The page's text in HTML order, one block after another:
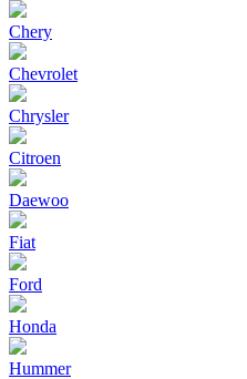
Chery
Chevrolet
Chrysler
Citroen
Daewoo
Fiat
Ford
Honda
Hummer